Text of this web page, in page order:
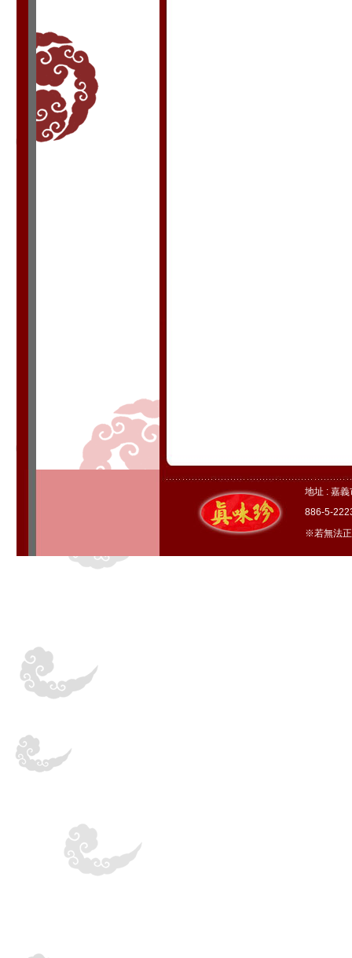
地址 : 嘉
886-5-
※若無法